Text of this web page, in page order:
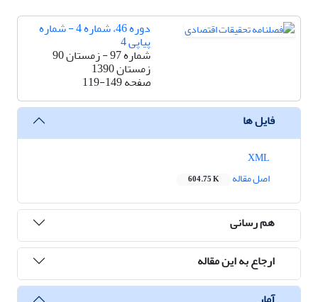
دوره 46، شماره 4 - شماره
پیاپی 4
شماره 97 - زمستان 90
زمستان 1390
صفحه119-149
فایل ها
اصل مقاله
604.75 K
هم رسانی
ارجاع به این مقاله